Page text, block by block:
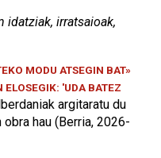
idatziak, irratsaioak,
MODU ATSEGIN BAT»
ELOSEGIK: 'UDA BATEZ
argitaratu du
hau (Berria, 2026-